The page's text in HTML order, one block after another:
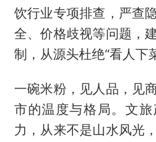
饮行业专项排查，严查
全、价格歧视等问题，
制，从源头杜绝“看人下
一碗米粉，见人品，见
市的温度与格局。文
力，从来不是山水风光